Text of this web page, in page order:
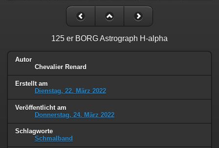
125 er BORG Astrograph H-alpha
Autor
Chevalier Renard
Erstellt am
Dienstag, 22. März 2022
Veröffentlicht am
Donnerstag, 24. März 2022
Schlagworte
Schmalband